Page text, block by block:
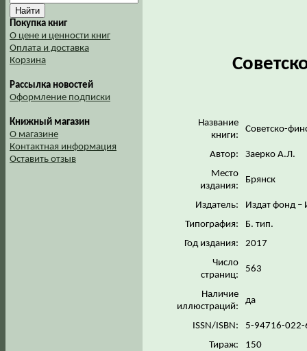
Покупка книг
О цене и ценности книг
Оплата и доставка
Корзина
Рассылка новостей
Оформление подписки
Книжный магазин
О магазине
Контактная информация
Оставить отзыв
Название
книги:
Советско-
Автор:
Заерко А.Л.
Место
издания:
Брянск
Издатель:
Издат фонд –
Типография:
Б. тип.
Год издания:
2017
Число
страниц:
563
Наличие
иллюстраций:
да
ISSN/ISBN:
5-94716-
Тираж:
150